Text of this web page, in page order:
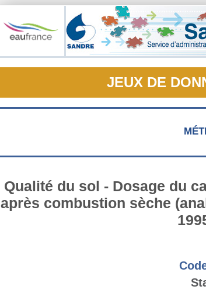
JEUX DE
Qualité du sol - Dosage du
après combustion sèche